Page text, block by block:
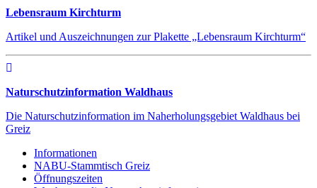
Lebensraum Kirchturm
Artikel und Auszeichnungen zur Plakette „Lebensraum Kirchturm“
Naturschutzinformation Waldhaus
Die Naturschutzinformation im Naherholungsgebiet Waldhaus bei
Greiz
Informationen
NABU-Stammtisch Greiz
Öffnungszeiten